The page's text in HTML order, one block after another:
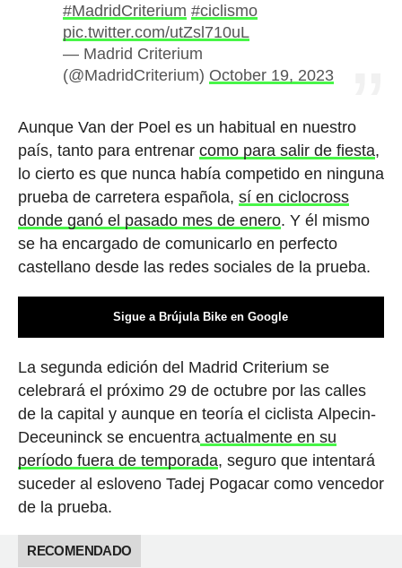
#MadridCriterium #ciclismo
pic.twitter.com/utZsl710uL
— Madrid Criterium
(@MadridCriterium) October 19, 2023
Aunque Van der Poel es un habitual en nuestro
país, tanto para entrenar como para salir de fiesta,
lo cierto es que nunca había competido en ninguna
prueba de carretera española, sí en ciclocross
donde ganó el pasado mes de enero. Y él mismo
se ha encargado de comunicarlo en perfecto
castellano desde las redes sociales de la prueba.
Sigue a Brújula Bike en Google
La segunda edición del Madrid Criterium se
celebrará el próximo 29 de octubre por las calles
de la capital y aunque en teoría el ciclista Alpecin-
Deceuninck se encuentraactualmente en su
período fuera de temporada, seguro que intentará
suceder al esloveno Tadej Pogacar como vencedor
de la prueba.
RECOMENDADO